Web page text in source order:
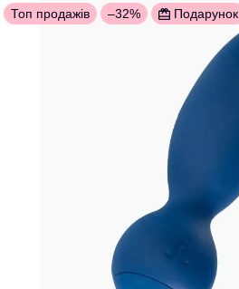
Топ продажів –32% Подарунок